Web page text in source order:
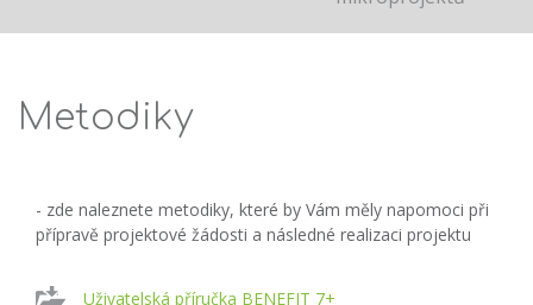
Metodiky
- zde naleznete metodiky, které by Vám měly napomoci při
přípravě projektové žádosti a následné realizaci projektu
Uživatelská příručka BENEFIT 7+